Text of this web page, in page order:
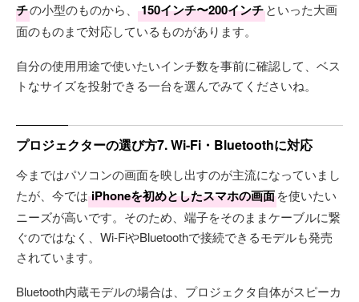
チの小型のものから、 150インチ〜200インチといった大画
面のものまで対応しているものがあります。
自分の使用用途で使いたいインチ数を事前に確認して、ベス
トなサイズを投射できる一台を選んでみてくださいね。
プロジェクターの選び方7. Wi-Fi・Bluetoothに対応
今まではパソコンの画面を映し出すのが主流になっていまし
たが、今では iPhoneを初めとしたスマホの画面を使いたい
ニーズが高いです。そのため、端子をそのままケーブルに繋
ぐのではなく、Wi-FiやBluetoothで接続できるモデルも発売
されています。
Bluetooth内蔵モデルの場合は、プロジェクタ自体がスピーカ